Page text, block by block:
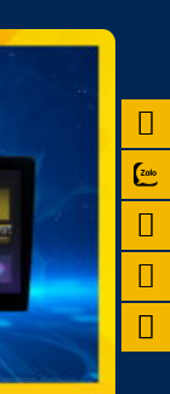
là:
13.900.000₫.